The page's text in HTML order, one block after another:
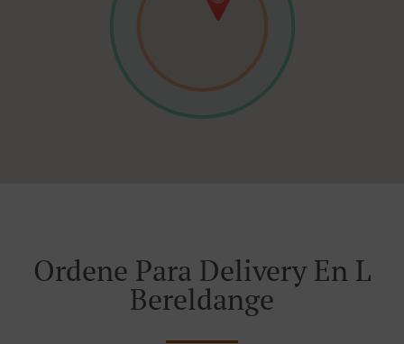
Ordene Para Delivery En L
Bereldange